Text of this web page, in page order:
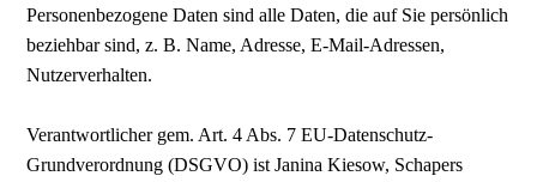
Personenbezogene Daten sind alle Daten, die auf Sie persönlich
beziehbar sind, z. B. Name, Adresse, E-Mail-Adressen,
Nutzerverhalten.
Verantwortlicher gem. Art. 4 Abs. 7 EU-Datenschutz-
Grundverordnung (DSGVO) ist Janina Kiesow, Schapers